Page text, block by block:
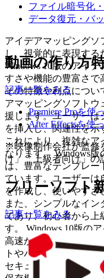
ファイル暗号化
データ復元・バ
アイデアマッピングソ
し、視覚的に表現する
Windows 10版のアイ
すさや機能の豊富さで
その特徴や利点につい
アマッピングソフトウ
援します。ユーザーは
を挿入し、関連性を示
これにより、複雑なア
なります。 Windows
は、豊富なテンプレー
ています。ユーザーは
を作成し、使いやすさ
また、シンプルなイ
であり、初心者から上
す。 Windows 10版の
高速かつ安定した動作
トやバージョンアッ
セキュリティを享受で
動画の作り方
記事一覧をみる
Premiere Proを使
After Effectsを使
※映像制作会社が監修
け」「上級者向け」の
フリーソフト
記事一覧をみる